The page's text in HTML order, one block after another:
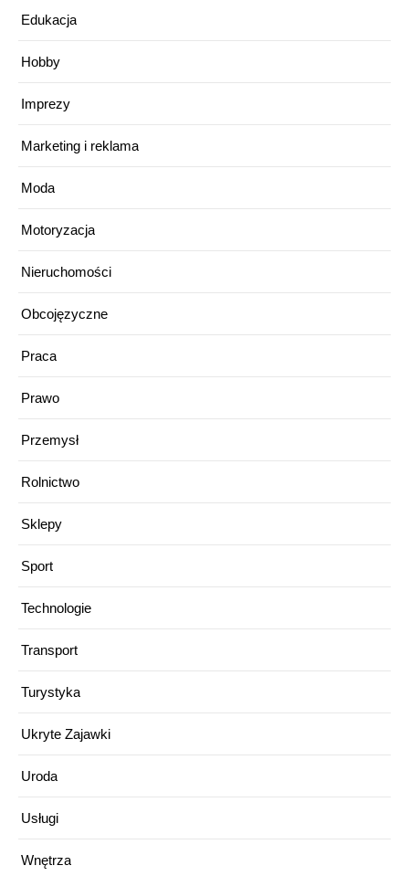
Edukacja
Hobby
Imprezy
Marketing i reklama
Moda
Motoryzacja
Nieruchomości
Obcojęzyczne
Praca
Prawo
Przemysł
Rolnictwo
Sklepy
Sport
Technologie
Transport
Turystyka
Ukryte Zajawki
Uroda
Usługi
Wnętrza